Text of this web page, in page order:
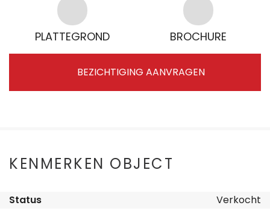
PLATTEGROND BROCHURE
BEZICHTIGING AANVRAGEN
KENMERKEN OBJECT
Status
Verkocht